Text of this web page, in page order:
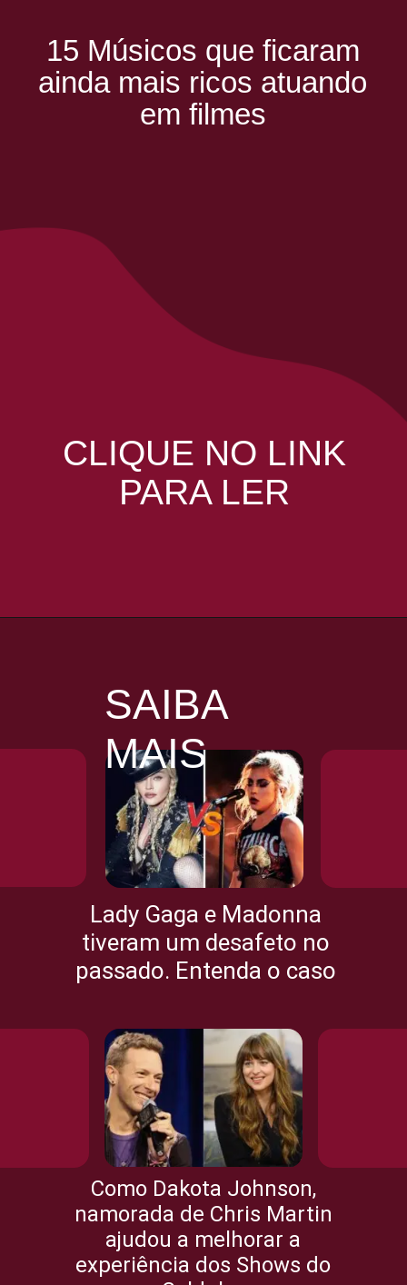
15 Músicos que ficaram
ainda mais ricos atuando
em filmes
CLIQUE NO LINK
PARA LER
Lady Gaga e Madonna
tiveram um desafeto no
passado. Entenda o caso
Como Dakota Johnson,
namorada de Chris Martin
ajudou a melhorar a
experiência dos Shows do
SAIBA
MAIS